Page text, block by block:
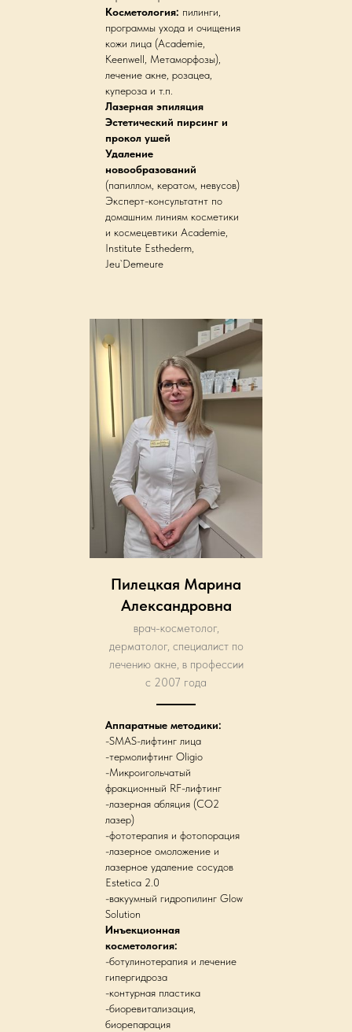
Косметология: пилинги,
программы ухода и очищения
кожи лица (Academie,
Keenwell, Метаморфозы),
лечение акне, розацеа,
купероза и т.п.
Лазерная эпиляция
Эстетический пирсинг и
прокол ушей
Удаление
новообразований
(папиллом, кератом, невусов)
Эксперт-консультатнт по
домашним линиям косметики
и космецевтики Academie,
Institute Esthederm,
Jeu`Demeure
Пилецкая Марина
Александровна
врач-косметолог,
дерматолог, специалист по
лечению акне, в профессии
с 2007 года
Аппаратные методики:
-SMAS-лифтинг лица
-термолифтинг Oligio
-Микроигольчатый
фракционный RF-лифтинг
-лазерная абляция (СО2
лазер)
-фототерапия и фотопорация
-лазерное омоложение и
лазерное удаление сосудов
Estetica 2.0
-вакуумный гидропилинг Glow
Solution
Инъекционная
косметология:
-ботулинотерапия и лечение
гипергидроза
-контурная пластика
-биоревитализация,
биорепарация